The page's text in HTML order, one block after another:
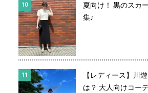
夏向け！ 黒のスカ
集♪
【レディース】川
は？ 大人向けコー